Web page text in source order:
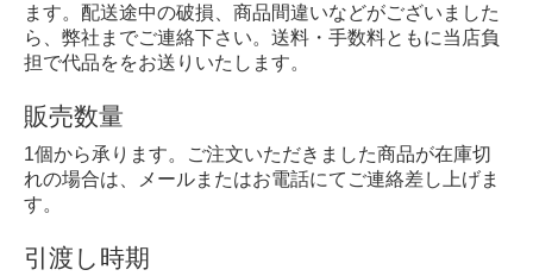
ます。配送途中の破損、商品間違いなどがございました
ら、弊社までご連絡下さい。送料・手数料ともに当店負
担で代品ををお送りいたします。
販売数量
1個から承ります。ご注文いただきました商品が在庫切
れの場合は、メールまたはお電話にてご連絡差し上げま
す。
引渡し時期